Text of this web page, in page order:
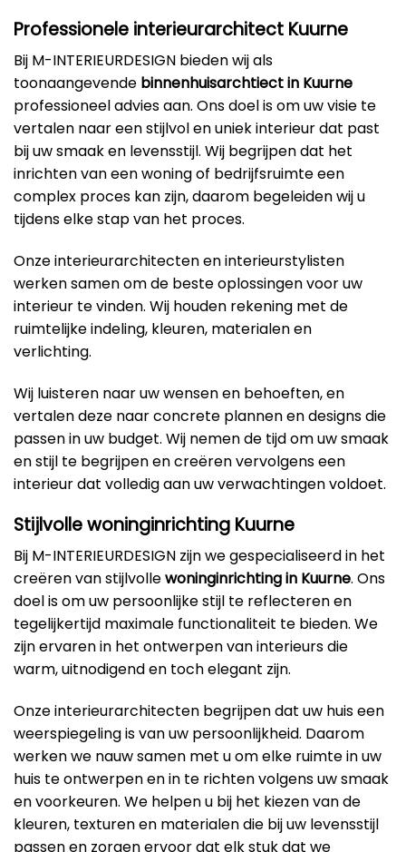
Professionele interieurarchitect Kuurne
Bij M-INTERIEURDESIGN bieden wij als
toonaangevende binnenhuisarchtiect in Kuurne
professioneel advies aan. Ons doel is om uw visie te
vertalen naar een stijlvol en uniek interieur dat past
bij uw smaak en levensstijl. Wij begrijpen dat het
inrichten van een woning of bedrijfsruimte een
complex proces kan zijn, daarom begeleiden wij u
tijdens elke stap van het proces.
Onze interieurarchitecten en interieurstylisten
werken samen om de beste oplossingen voor uw
interieur te vinden. Wij houden rekening met de
ruimtelijke indeling, kleuren, materialen en
verlichting.
Wij luisteren naar uw wensen en behoeften, en
vertalen deze naar concrete plannen en designs die
passen in uw budget. Wij nemen de tijd om uw smaak
en stijl te begrijpen en creëren vervolgens een
interieur dat volledig aan uw verwachtingen voldoet.
Stijlvolle woninginrichting Kuurne
Bij M-INTERIEURDESIGN zijn we gespecialiseerd in het
creëren van stijlvollewoninginrichting in Kuurne. Ons
doel is om uw persoonlijke stijl te reflecteren en
tegelijkertijd maximale functionaliteit te bieden. We
zijn ervaren in het ontwerpen van interieurs die
warm, uitnodigend en toch elegant zijn.
Onze interieurarchitecten begrijpen dat uw huis een
weerspiegeling is van uw persoonlijkheid. Daarom
werken we nauw samen met u om elke ruimte in uw
huis te ontwerpen en in te richten volgens uw smaak
en voorkeuren. We helpen u bij het kiezen van de
kleuren, texturen en materialen die bij uw levensstijl
passen en zorgen ervoor dat elk stuk dat we